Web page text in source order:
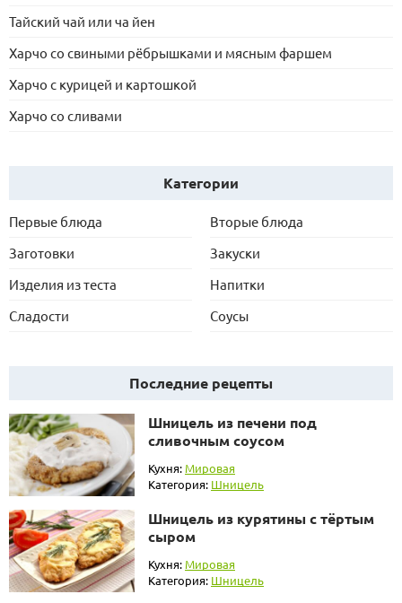
Тайский чай или ча йен
Харчо со свиными рёбрышками и мясным фаршем
Харчо с курицей и картошкой
Харчо со сливами
Категории
Первые блюда
Вторые блюда
Заготовки
Закуски
Изделия из теста
Напитки
Сладости
Соусы
Последние рецепты
Шницель из печени под
сливочным соусом
Кухня: Мировая
Категория: Шницель
Шницель из курятины с тёртым
сыром
Кухня: Мировая
Категория: Шницель